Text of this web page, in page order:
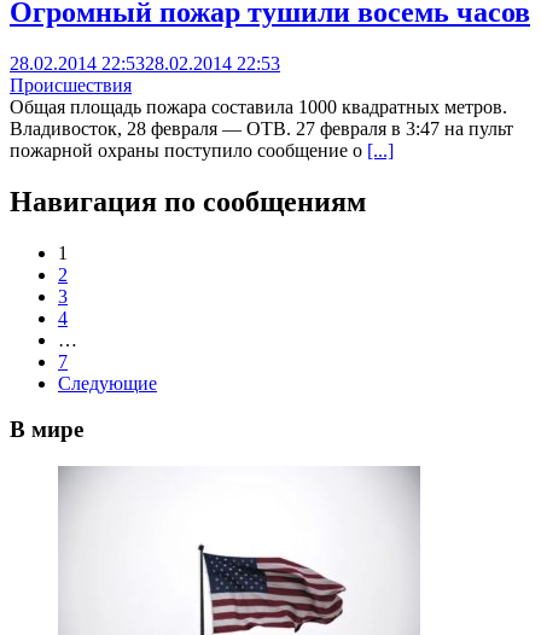
Огромный пожар тушили восемь часов
28.02.2014 22:5328.02.2014 22:53
Происшествия
Общая площадь пожара составила 1000 квадратных метров.
Владивосток, 28 февраля — ОТВ. 27 февраля в 3:47 на пульт
пожарной охраны поступило сообщение о [...]
Навигация по сообщениям
1
2
3
4
…
7
Следующие
В мире